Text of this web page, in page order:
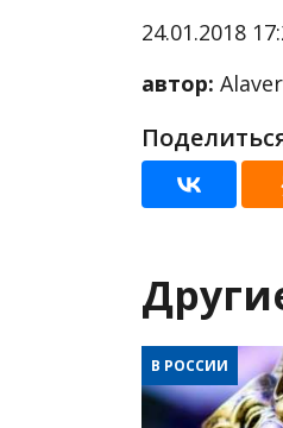
24.01.2018
автор:
В РОССИИ